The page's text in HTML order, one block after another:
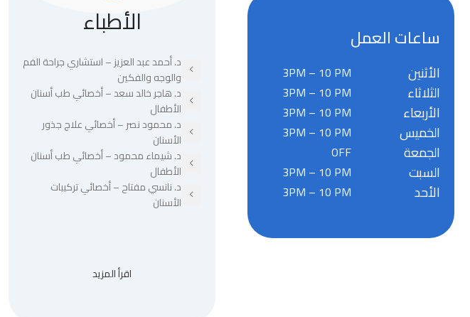
ساعات العمل
3PM – 10 PM الأثنين
3PM – 10 PM الثلاثاء
3PM – 10 PM الأربعاء
3PM – 10 PM الخميس
OFF الجمعة
3PM – 10 PM السبت
3PM – 10 PM الأحد
الأطباء
د. أحمد عبد العزيز – استشاري جراحة الفم
والوجه والفكين
د. هاجر خالد سعد – أخصائي طب أسنان
الأطفال
د. محمود نصر – أخصائي علاج جذور
الأسنان
د. شيماء محمود – أخصائي طب أسنان
الأطفال
د. نانسي مفتاح – أخصائي تركيبات
الأسنان
اقرأ المزيد